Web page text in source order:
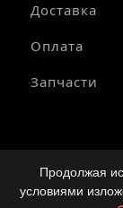
Доставка
Оплата
Запчасти
Продолжая
условиями